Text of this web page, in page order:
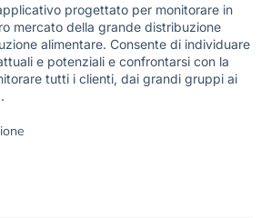
progettato per monitorare in
mercato della grande distribuzione
alimentare. Consente di individuare
e potenziali e confrontarsi con la
tutti i clienti, dai grandi gruppi ai